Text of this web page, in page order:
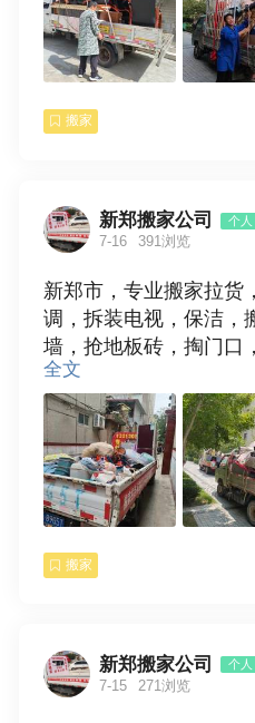
搬家
新郑搬家公司 个人
7-16 391浏览
新郑市，专业搬家拉货
调，拆装电视，保洁，
墙，抢地板砖，掏门口
垃圾，欢迎使用。
全文
搬家
新郑搬家公司 个人
7-15 271浏览